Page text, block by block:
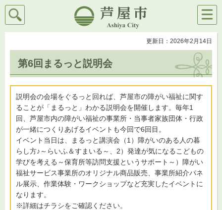
芦屋市
検索
メニ
ュー
更新日：2026年2月14日
第6回まるっと説明会
説明会の会場をぐるっと回れば、芦屋市の障がい福祉に関す
ることが「まるっと」わかる説明会を開催します。毎年1
回、芦屋市内の障がい福祉の事業所・当事者家族団体・行政
が一緒につくりあげるイベントも今回で6回目。
イベント当日は、まるっと講演会（1）障がいのある人の暮
らし方♪～らいふ＆すまいる～、2）発達が気になるこどもの
学びを考える～保育所等訪問支援というサポート～）障がい
福祉サービス事業所のオリジナル商品販売、事業所紹介パネ
ル展示、作業体験・ワークショップなど充実したイベントに
なります。
※詳細はチラシをご確認ください。